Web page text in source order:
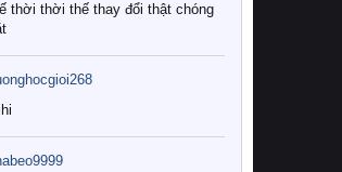
thời thời thế thay đổi thật chóng